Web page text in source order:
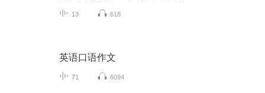
13 618
英语口语作文
71 6094